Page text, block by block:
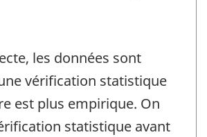
les données sont
vérification statistique
est plus empirique. On
statistique avant